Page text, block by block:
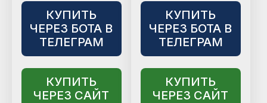
КУПИТЬ
ЧЕРЕЗ БОТА В
ТЕЛЕГРАМ
КУПИТЬ
ЧЕРЕЗ САЙТ
КУПИТЬ
ЧЕРЕЗ БОТА В
ТЕЛЕГРАМ
КУПИТЬ
ЧЕРЕЗ САЙТ